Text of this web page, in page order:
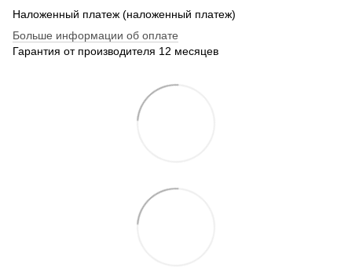
Наложенный платеж (наложенный платеж)
Больше информации об оплате
Гарантия от производителя 12 месяцев